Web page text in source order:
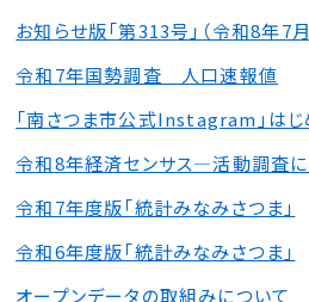
お知らせ版「第313号」（令和8年7
令和7年国勢調査 人口速報値
「南さつま市公式Instagram」はじ
令和8年経済センサス―活動調査に
令和7年度版「統計みなみさつま」
令和6年度版「統計みなみさつま」
オープンデータの取組みについて